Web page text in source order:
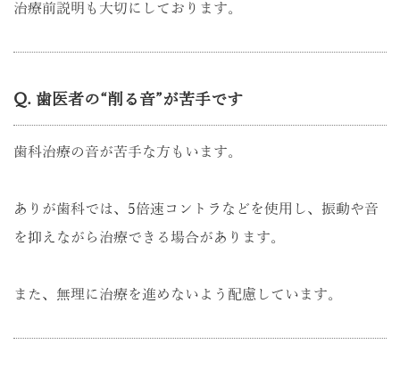
治療前説明も大切にしております。
Q. 歯医者の“削る音”が苦手です
歯科治療の音が苦手な方もいます。
ありが歯科では、5倍速コントラなどを使用し、振動や音
を抑えながら治療できる場合があります。
また、無理に治療を進めないよう配慮しています。